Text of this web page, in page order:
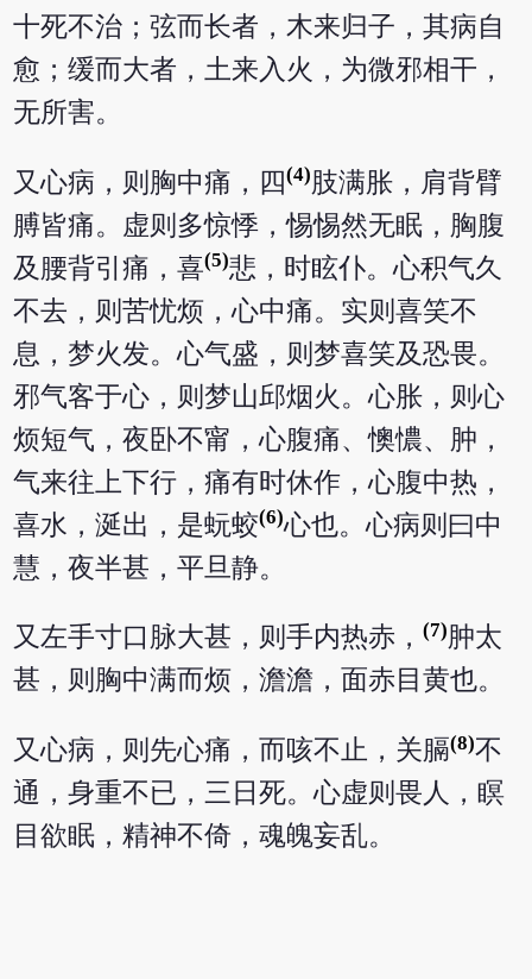
十死不治；弦而长者，木来归子，其病自
愈；缓而大者，土来入火，为微邪相干，
无所害。
又心病，则胸中痛，四(4)肢满胀，肩背臂
膊皆痛。虚则多惊悸，惕惕然无眠，胸腹
及腰背引痛，喜(5)悲，时眩仆。心积气久
不去，则苦忧烦，心中痛。实则喜笑不
息，梦火发。心气盛，则梦喜笑及恐畏。
邪气客于心，则梦山邱烟火。心胀，则心
烦短气，夜卧不甯，心腹痛、懊憹、肿，
气来往上下行，痛有时休作，心腹中热，
喜水，涎出，是蚖蛟(6)心也。心病则曰中
慧，夜半甚，平旦静。
又左手寸口脉大甚，则手内热赤，(7)肿太
甚，则胸中满而烦，澹澹，面赤目黄也。
又心病，则先心痛，而咳不止，关膈(8)不
通，身重不已，三日死。心虚则畏人，瞑
目欲眠，精神不倚，魂魄妄乱。